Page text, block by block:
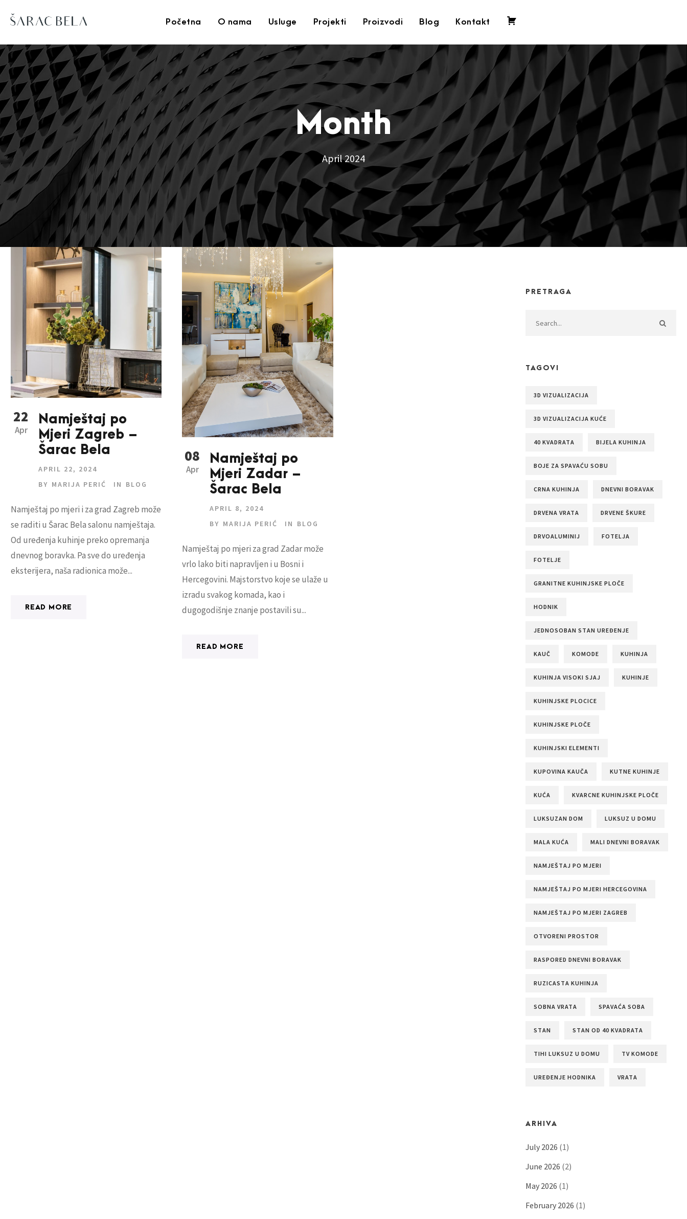
Početna O nama Usluge Projekti Proizvodi Blog Kontakt
Month
April 2024
22
Apr
Namještaj po
Mjeri Zagreb –
Šarac Bela
APRIL 22, 2024
BY MARIJA PERIĆ IN BLOG
Namještaj po mjeri i za grad Zagreb može
se raditi u Šarac Bela salonu namještaja.
Od uređenja kuhinje preko opremanja
dnevnog boravka. Pa sve do uređenja
eksterijera, naša radionica može...
READ MORE
08
Apr
Namještaj po
Mjeri Zadar –
Šarac Bela
APRIL 8, 2024
BY MARIJA PERIĆ IN BLOG
Namještaj po mjeri za grad Zadar može
vrlo lako biti napravljen i u Bosni i
Hercegovini. Majstorstvo koje se ulaže u
izradu svakog komada, kao i
dugogodišnje znanje postavili su...
READ MORE
PRETRAGA
TAGOVI
3D VIZUALIZACIJA
3D VIZUALIZACIJA KUĆE
40 KVADRATA BIJELA KUHINJA
BOJE ZA SPAVAĆU SOBU
CRNA KUHINJA DNEVNI BORAVAK
DRVENA VRATA DRVENE ŠKURE
DRVOALUMINIJ FOTELJA
FOTELJE
GRANITNE KUHINJSKE PLOČE
HODNIK
JEDNOSOBAN STAN UREĐENJE
KAUČ KOMODE KUHINJA
KUHINJA VISOKI SJAJ KUHINJE
KUHINJSKE PLOCICE
KUHINJSKE PLOČE
KUHINJSKI ELEMENTI
KUPOVINA KAUČA KUTNE KUHINJE
KUĆA KVARCNE KUHINJSKE PLOČE
LUKSUZAN DOM LUKSUZ U DOMU
MALA KUĆA MALI DNEVNI BORAVAK
NAMJEŠTAJ PO MJERI
NAMJEŠTAJ PO MJERI HERCEGOVINA
NAMJEŠTAJ PO MJERI ZAGREB
OTVORENI PROSTOR
RASPORED DNEVNI BORAVAK
RUZICASTA KUHINJA
SOBNA VRATA SPAVAĆA SOBA
STAN STAN OD 40 KVADRATA
TIHI LUKSUZ U DOMU TV KOMODE
UREĐENJE HODNIKA VRATA
ARHIVA
July 2026 (1)
June 2026 (2)
May 2026 (1)
February 2026 (1)